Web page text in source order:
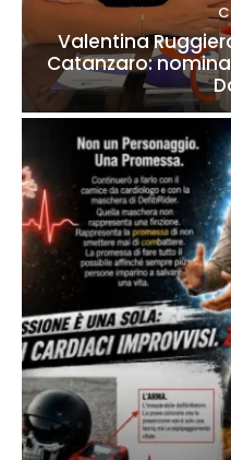
Valentina
Catanzaro: